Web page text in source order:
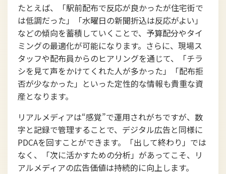
たとえば、「駅前配布で反応が良かったが住宅街で
は低調だった」「水曜日の新聞折込は反応がよい」
などの傾向を蓄積していくことで、予算配分やタイ
ミングの最適化が可能になります。さらに、現場ス
タッフや配布員からのヒアリングを通じて、「チラ
シを見て声をかけてくれた人が多かった」「配布拒
否が少なかった」といった定性的な情報も貴重な資
産となります。
リアルメディアは“感覚”で運用されがちですが、数
字と記録で管理することで、デジタル広告と同様に
PDCAを回すことができます。「出して終わり」では
なく、「次に活かすための分析」があってこそ、リ
アルメディアの広告価値は持続的に向上します。